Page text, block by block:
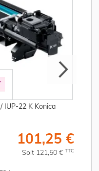
IUP-22 K Konica
101,25 €
Soit 121,50 € TTC